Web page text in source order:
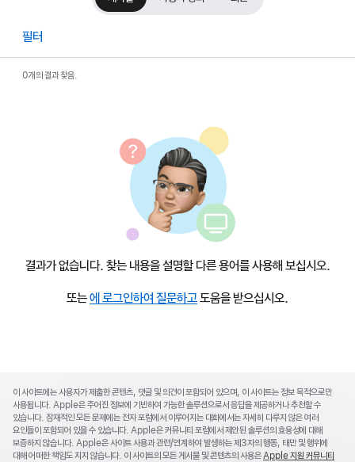
필터
0개의 결과 찾음.
결과가 없습니다. 찾는 내용을 설명할 다른 용어를 사용해 보십시오.
또는에 로그인하여 질문하고도움을 받으십시오.
Footer
이 사이트에는 사용자가 제출한 콘텐츠, 댓글 및 의견이 포함되어 있으며, 이 사이트는 정보 목적으로만
사용됩니다. Apple은 주어진 정보에 기반하여 가능한 솔루션으로서 응답을 제공하거나 추천할 수
있습니다. 잠재적인 모든 문제에는 전자 포럼에서 이루어지는 대화에서는 자세히 다루지 않은 여러
요인들이 포함되어 있을 수 있습니다. Apple은 커뮤니티 포럼에서 제안된 솔루션의 효용성에 대해
보증하지 않습니다. Apple은 사이트 사용과 관련/연계하여 발생하는 제3자의 행동, 태만 및 행위에
대해 어떠한 책임도 지지 않습니다. 이 사이트의 모든 게시물 및 콘텐츠의 사용은Apple 지원 커뮤니티